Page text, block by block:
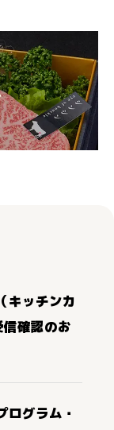
キッチンカ
確認のお
グラム・